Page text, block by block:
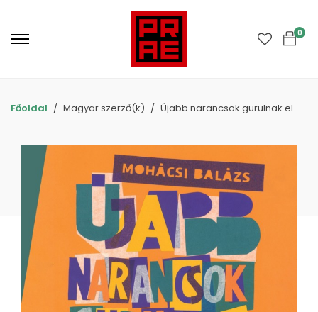
0
Főoldal Magyar szerző(k) Újabb narancsok gurulnak el